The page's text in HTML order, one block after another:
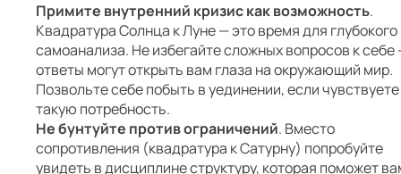
Примите внутренний кризис как возможность.
Квадратура Солнца к Луне — это время для глубокого
самоанализа. Не избегайте сложных вопросов к себе
ответы могут открыть вам глаза на окружающий мир.
Позвольте себе побыть в уединении, если чувствуете
такую потребность.
Не бунтуйте против ограничений. Вместо
сопротивления (квадратура к Сатурну) попробуйте
увидеть в дисциплине структуру, которая поможет